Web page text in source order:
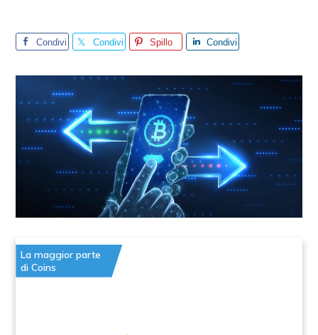
Condivi
Condivi
Spillo
Condivi
La maggior parte
di Coins